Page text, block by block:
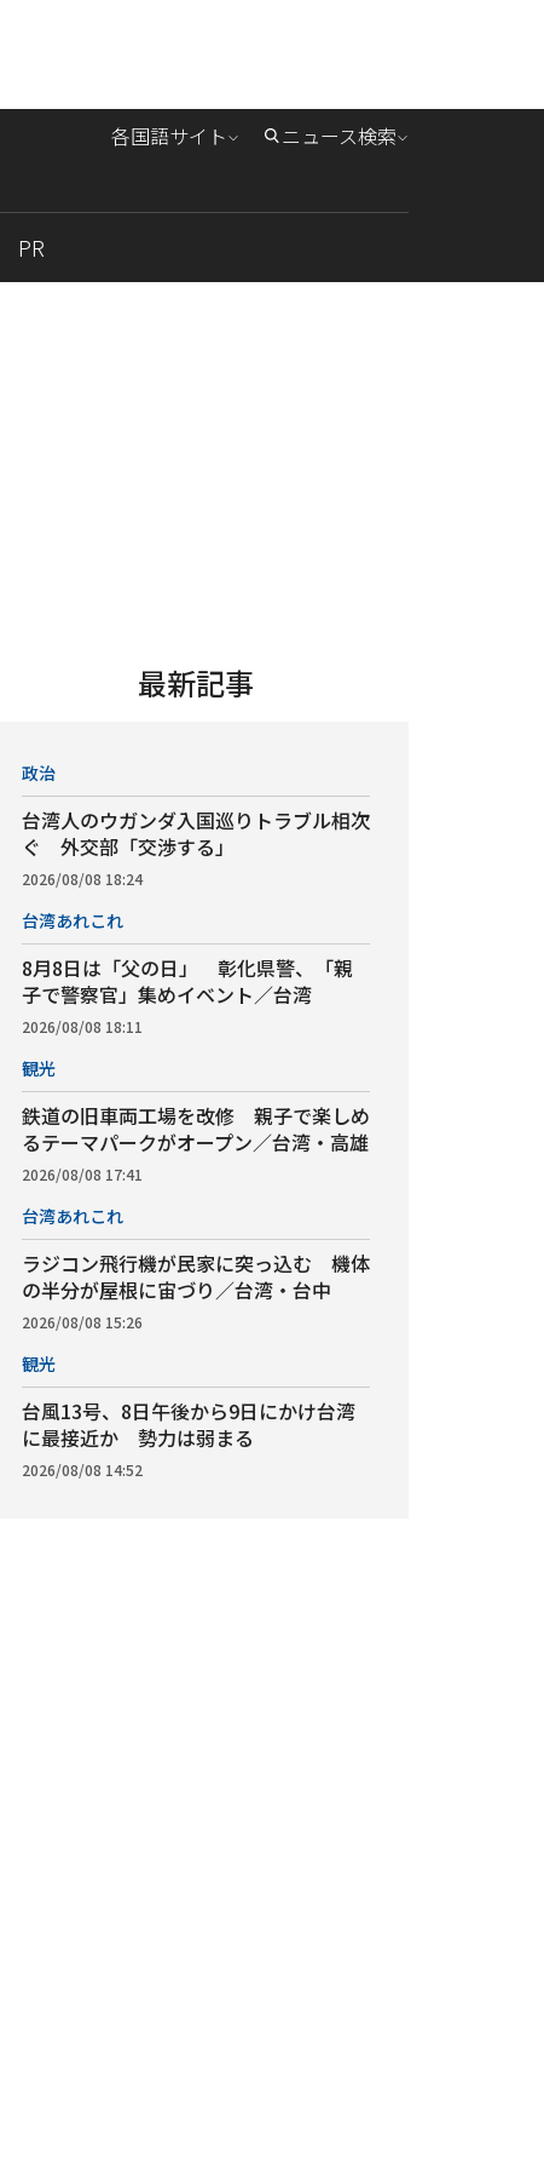
各国語サイト ニュース検索
PR
最新記事
政治
台湾人のウガンダ入国巡りトラブル相次
ぐ 外交部「交渉する」
2026/08/08 18:24
台湾あれこれ
8月8日は「父の日」 彰化県警、「親
子で警察官」集めイベント／台湾
2026/08/08 18:11
観光
鉄道の旧車両工場を改修 親子で楽しめ
るテーマパークがオープン／台湾・高雄
2026/08/08 17:41
台湾あれこれ
ラジコン飛行機が民家に突っ込む 機体
の半分が屋根に宙づり／台湾・台中
2026/08/08 15:26
観光
台風13号、8日午後から9日にかけ台湾
に最接近か 勢力は弱まる
2026/08/08 14:52